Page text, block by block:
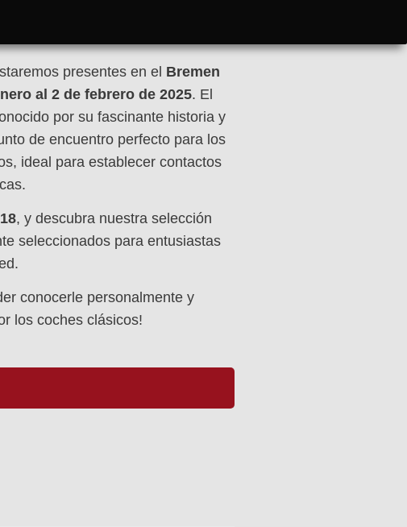
presentes en el Bremen
al 2 de febrero de 2025. El
por su fascinante historia y
de encuentro perfecto para los
ideal para establecer contactos
, y descubra nuestra selección
seleccionados para entusiastas
conocerle personalmente y
los coches clásicos!